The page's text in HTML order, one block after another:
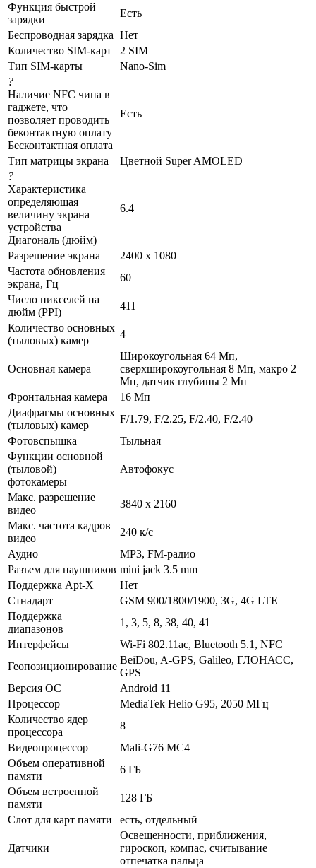
Функция быстрой
зарядки
Есть
Беспроводная зарядка Нет
Количество SIM-карт
2 SIM
Тип SIM-карты
Nano-Sim
?
Наличие NFC чипа в
гаджете, что
позволяет проводить
беконтактную оплату
Бесконтактная оплата
Есть
Тип матрицы экрана
Цветной Super AMOLED
?
Характеристика
определяющая
величину экрана
устройства
Диагональ (дюйм)
6.4
Разрешение экрана
2400 х 1080
Частота обновления
экрана, Гц
60
Число пикселей на
дюйм (PPI)
411
Количество основных
(тыловых) камер
4
Основная камера
Широкоугольная 64 Мп,
сверхширокоугольная 8 Мп, макро 2
Мп, датчик глубины 2 Мп
Фронтальная камера
16 Мп
Диафрагмы основных
(тыловых) камер
F/1.79, F/2.25, F/2.40, F/2.40
Фотовспышка
Тыльная
Функции основной
(тыловой)
фотокамеры
Автофокус
Макс. разрешение
видео
3840 x 2160
Макс. частота кадров
видео
240 к/с
Аудио
MP3, FM-радио
Разъем для наушников mini jack 3.5 mm
Поддержка Apt-X
Нет
Стнадарт
GSM 900/1800/1900, 3G, 4G LTE
Поддержка
диапазонов
1, 3, 5, 8, 38, 40, 41
Интерфейсы
Wi-Fi 802.11ac, Bluetooth 5.1, NFC
Геопозиционирование
BeiDou, A-GPS, Galileo, ГЛОНАСС,
GPS
Версия ОС
Android 11
Процессор
MediaTek Helio G95, 2050 МГц
Количество ядер
процессора
8
Видеопроцессор
Mali-G76 MC4
Объем оперативной
памяти
6 ГБ
Объем встроенной
памяти
128 ГБ
Слот для карт памяти
есть, отдельный
Датчики
Освещенности, приближения,
гироскоп, компас, считывание
отпечатка пальца